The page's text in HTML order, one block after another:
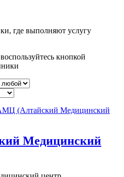
где выполняют услугу
кнопкой
Медицинский